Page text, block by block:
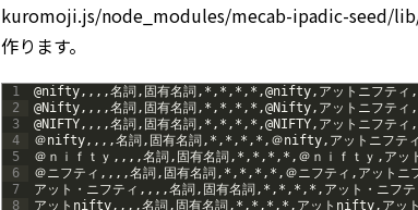
kuromoji.js/node_modules/mecab-ipadic-seed/lib/
作ります。
1
2
3
4
5
6
7
8
@nifty, , , ,名詞, 固有名詞, * , * , * , * ,@nifty, アットニフティ ,
@Nifty, , , ,名詞, 固有名詞, * , * , * , * ,@Nifty, アットニフティ ,
@NIFTY, , , ,名詞, 固有名詞, * , * , * , * ,@NIFTY, アットニフティ ,
＠nifty, , , ,名詞, 固有名詞, * , * , * , * , ＠nifty, アットニフティ
＠ｎｉｆｔｙ , , , ,名詞, 固有名詞, * , * , * , * , ＠ｎｉｆｔｙ , アッ
＠ニフティ , , , ,名詞, 固有名詞, * , * , * , * , ＠ニフティ , アットニ
アット・ニフティ , , , ,名詞, 固有名詞, * , * , * , * , アット・ニフテ
アット nifty, , , ,名詞, 固有名詞, * , * , * , * , アット nifty, アッ